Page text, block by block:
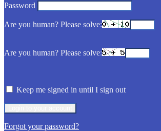
Password
Are you human? Please solve:
Are you human? Please solve:
Keep me signed in until I sign out
Forgot your password?